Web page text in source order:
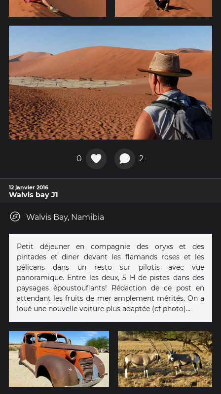
0 2
12 janvier 2016
Walvis bay J1
Walvis Bay, Namibia
Petit déjeuner en compagnie des oryxs et des
pintades et diner devant les flamands roses et les
pélicans dans un resto sur pilotis avec vue
panoramique. Entre les deux, 5 H de pistes dans des
paysages époustouflants! Rédaction de ce post en
attendant les fruits de mer amplement mérités. On a
loué une nouvelle voiture plus adaptée (cf photo)...